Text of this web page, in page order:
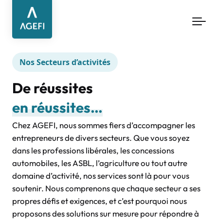
Aller au contenu principal
Nos Secteurs d’activités
De réussites
en réussites…
Chez AGEFI, nous sommes fiers d’accompagner les
entrepreneurs de divers secteurs. Que vous soyez
dans les professions libérales, les concessions
automobiles, les ASBL, l’agriculture ou tout autre
domaine d’activité, nos services sont là pour vous
soutenir. Nous comprenons que chaque secteur a ses
propres défis et exigences, et c’est pourquoi nous
proposons des solutions sur mesure pour répondre à